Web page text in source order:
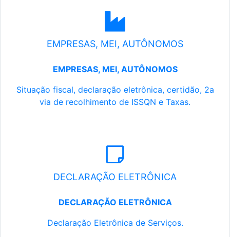
EMPRESAS, MEI, AUTÔNOMOS
EMPRESAS, MEI, AUTÔNOMOS
Situação fiscal, declaração eletrônica, certidão, 2a
via de recolhimento de ISSQN e Taxas.
DECLARAÇÃO ELETRÔNICA
DECLARAÇÃO ELETRÔNICA
Declaração Eletrônica de Serviços.